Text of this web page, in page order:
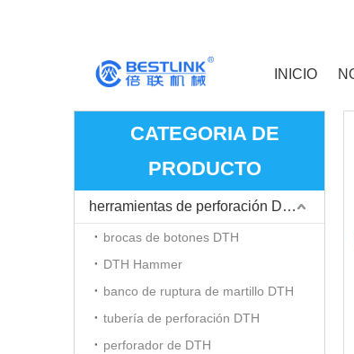
INICIO
CATEGORIA DE
PRODUCTO
herramientas de perforación DTH
brocas de botones DTH
DTH Hammer
banco de ruptura de martillo DTH
tubería de perforación DTH
perforador de DTH